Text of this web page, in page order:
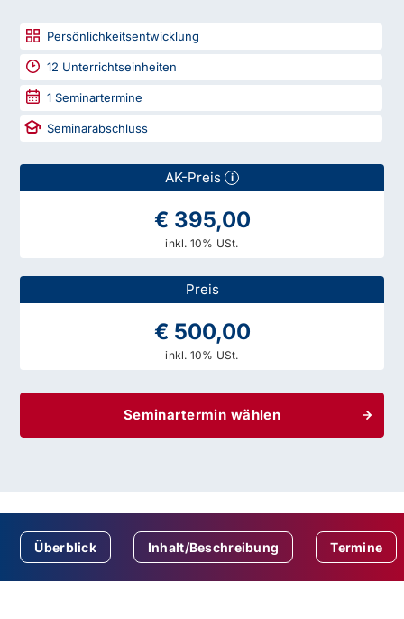
Persönlichkeitsentwicklung
12 Unterrichtseinheiten
1 Seminartermine
Seminarabschluss
AK-Preis i
€ 395,00
inkl. 10% USt.
Preis
€ 500,00
inkl. 10% USt.
Seminartermin wählen
Überblick Inhalt/Beschreibung Termine